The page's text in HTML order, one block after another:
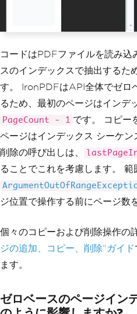
コードはPDFファイルを読み込
スのインデックスで抽出するた
す。 IronPDFはAPI全体でゼロ
るため、最初のページはインデ
PageCount - 1 です。 コピー
ページはインデックス シーケン
削除の呼び出しは、
ることでこれを考慮します。
ジ位置で操作する前にページ数
個々のコピーおよび削除操作の
ジの追加、コピー、削除"ガイド
ます。
ゼロベースのページイン